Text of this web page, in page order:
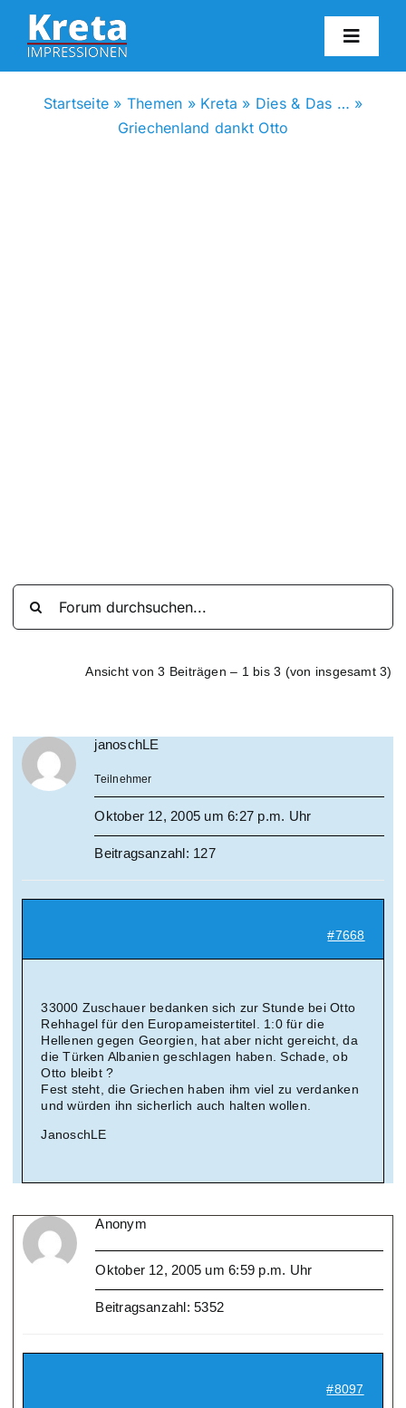
Zum
Inhalt
springen
Startseite » Themen » Kreta » Dies & Das … »
Griechenland dankt Otto
Ansicht von 3 Beiträgen – 1 bis 3 (von insgesamt 3)
janoschLE
Teilnehmer
Oktober 12, 2005 um 6:27 p.m. Uhr
Beitragsanzahl: 127
#7668
33000 Zuschauer bedanken sich zur Stunde bei Otto
Rehhagel für den Europameistertitel. 1:0 für die
Hellenen gegen Georgien, hat aber nicht gereicht, da
die Türken Albanien geschlagen haben. Schade, ob
Otto bleibt ?
Fest steht, die Griechen haben ihm viel zu verdanken
und würden ihn sicherlich auch halten wollen.
JanoschLE
Anonym
Oktober 12, 2005 um 6:59 p.m. Uhr
Beitragsanzahl: 5352
#8097